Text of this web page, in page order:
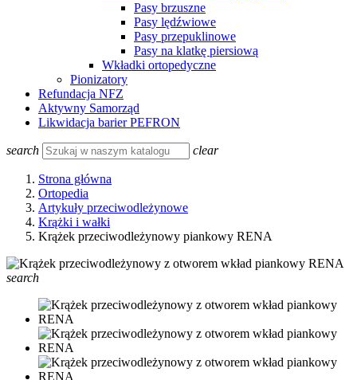
Pasy brzuszne
Pasy lędźwiowe
Pasy przepuklinowe
Pasy na klatkę piersiową
Wkładki ortopedyczne
Pionizatory
Refundacja NFZ
Aktywny Samorząd
Likwidacja barier PEFRON
search clear
Strona główna
Ortopedia
Artykuły przeciwodleżynowe
Krążki i wałki
Krążek przeciwodleżynowy piankowy RENA
search